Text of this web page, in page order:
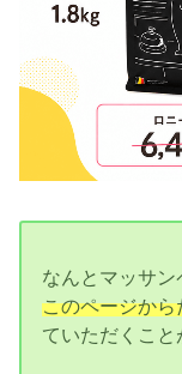
なんとマッサン
このページか
ていただくこと